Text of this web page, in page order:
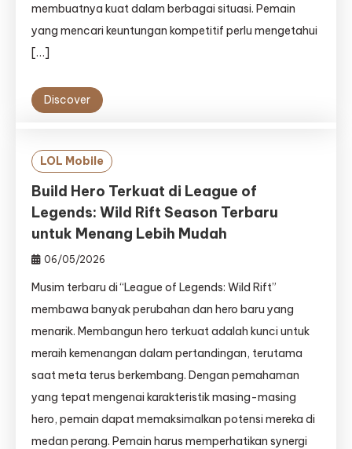
membuatnya kuat dalam berbagai situasi. Pemain
yang mencari keuntungan kompetitif perlu mengetahui
[…]
Discover
LOL Mobile
Build Hero Terkuat di League of
Legends: Wild Rift Season Terbaru
untuk Menang Lebih Mudah
06/05/2026
Musim terbaru di “League of Legends: Wild Rift”
membawa banyak perubahan dan hero baru yang
menarik. Membangun hero terkuat adalah kunci untuk
meraih kemenangan dalam pertandingan, terutama
saat meta terus berkembang. Dengan pemahaman
yang tepat mengenai karakteristik masing-masing
hero, pemain dapat memaksimalkan potensi mereka di
medan perang. Pemain harus memperhatikan synergi